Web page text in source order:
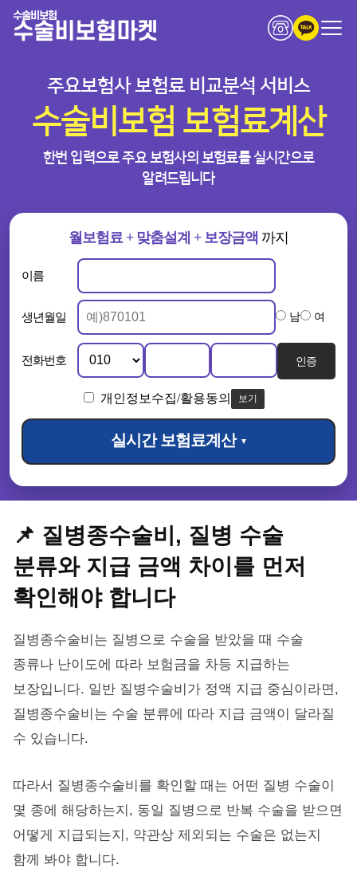
수술비보험
수술비보험마켓
월보험료 + 맞춤설계 + 보장금액 까지
이름
생년월일 남 여
전화번호 인증
개인정보수집/활용동의 보기
실시간 보험료계산 ▼
주요보험사 보험료 비교분석 서비스
수술비보험 보험료계산
한번 입력으로 주요 보험사의 보험료를 실시간으로
알려드립니다
📌 질병종수술비, 질병 수술
분류와 지급 금액 차이를 먼저
확인해야 합니다
질병종수술비는 질병으로 수술을 받았을 때 수술
종류나 난이도에 따라 보험금을 차등 지급하는
보장입니다. 일반 질병수술비가 정액 지급 중심이라면,
질병종수술비는 수술 분류에 따라 지급 금액이 달라질
수 있습니다.
따라서 질병종수술비를 확인할 때는 어떤 질병 수술이
몇 종에 해당하는지, 동일 질병으로 반복 수술을 받으면
어떻게 지급되는지, 약관상 제외되는 수술은 없는지
함께 봐야 합니다.